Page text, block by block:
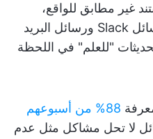
غير مطابق للواقع،
وتعود الفرق إلى استخدام رسائل Slack ورسائل البريد
"للعلم" في اللحظة
88% من أسبوعهم
لا تحل مشاكل مثل عدم